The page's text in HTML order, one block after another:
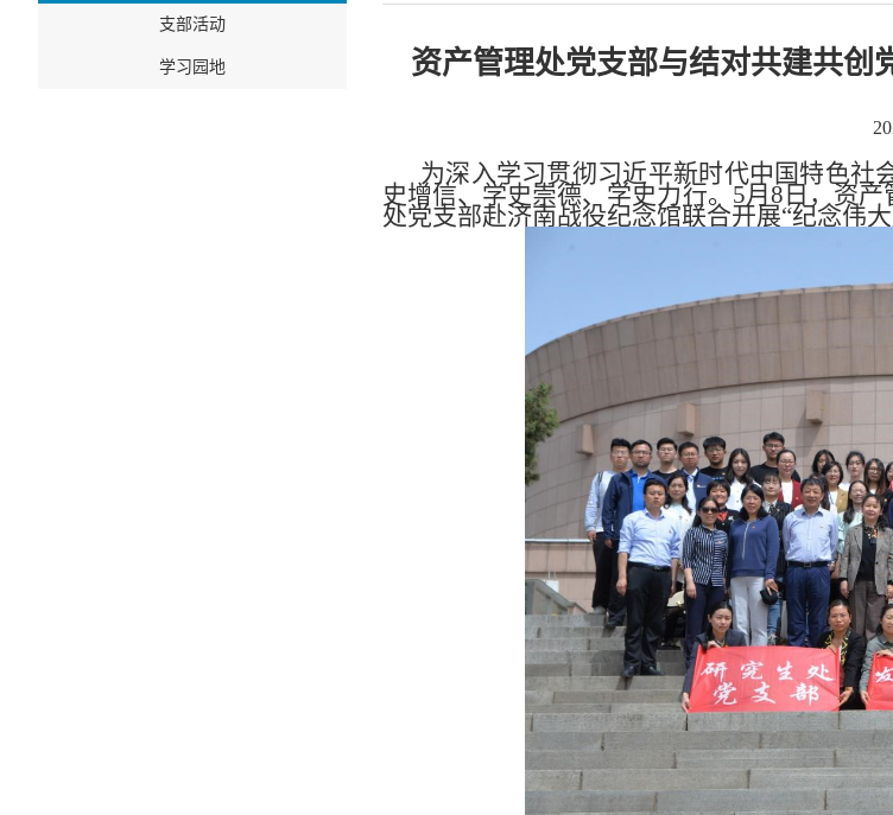
支部活动
学习园地 资产管理处党支部与结对共建共创
为深入学习贯彻习近平新时代中国特色社
史增信、学史崇德、学史力行。5月8日，资
处党支部赴济南战役纪念馆联合开展“纪念伟